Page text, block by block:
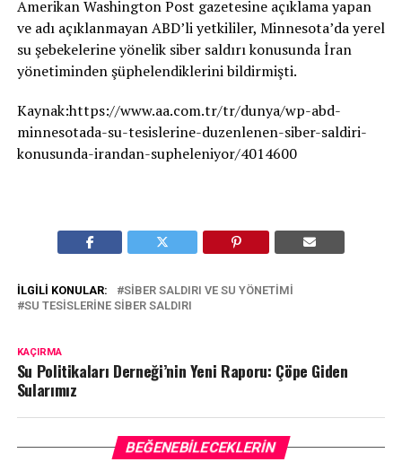
Amerikan Washington Post gazetesine açıklama yapan
ve adı açıklanmayan ABD’li yetkililer, Minnesota’da yerel
su şebekelerine yönelik siber saldırı konusunda İran
yönetiminden şüphelendiklerini bildirmişti.
Kaynak:https://www.aa.com.tr/tr/dunya/wp-abd-
minnesotada-su-tesislerine-duzenlenen-siber-saldiri-
konusunda-irandan-supheleniyor/4014600
İLGILI KONULAR:
SIBER SALDIRI VE SU YÖNETIMI
SU TESISLERINE SIBER SALDIRI
KAÇIRMA
Su Politikaları Derneği’nin Yeni Raporu: Çöpe Giden
Sularımız
BEĞENEBILECEKLERIN